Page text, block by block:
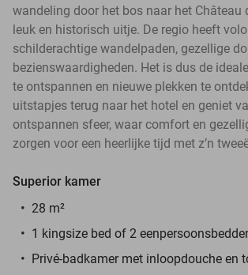
wandeling door het bos naar het Château
leuk en historisch uitje. De regio heeft
schilderachtige wandelpaden, gezellige
bezienswaardigheden. Het is dus de
te ontspannen en nieuwe plekken te
uitstapjes terug naar het hotel en geniet
ontspannen sfeer, waar comfort en
zorgen voor een heerlijke tijd met z’n
Superior kamer
28 m²
1 kingsize bed of 2
Privé-badkamer met inloopdouche en